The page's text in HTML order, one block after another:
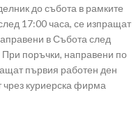
до събота в рамките
17:00 часа, се изпращат
в Събота след
поръчки, направени по
първия работен ден
чрез куриерска фирма